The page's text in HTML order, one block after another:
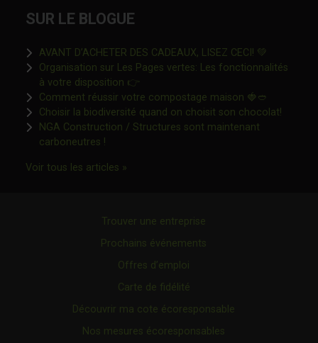
SUR LE BLOGUE
AVANT D’ACHETER DES CADEAUX, LISEZ CECI! 💚
Organisation sur Les Pages vertes: Les fonctionnalités
à votre disposition 👉Ce lien s'ouvrira dans une nouvelle
Comment réussir votre compostage maison 🍓🥙
Choisir la biodiversité quand on choisit son chocolat!Ce lien
NGA Construction / Structures sont maintenant
carboneutres !Ce lien s'ouvrira dans une nouvelle fenêtre"
Voir tous les articles »Ce lien s'ouvrira dans une nouvelle
Trouver une entreprise
Prochains événements
Offres d’emploi
Carte de fidélité
Découvrir ma cote écoresponsable
Nos mesures écoresponsables